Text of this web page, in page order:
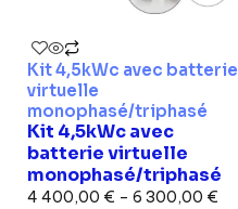
Kit 4,5kWc avec batterie
virtuelle
monophasé/triphasé
Kit 4,5kWc avec
batterie virtuelle
monophasé/triphasé
4 400,00 € – 6 300,00 €